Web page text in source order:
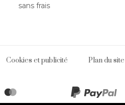
sans frais
Cookies et publicité Plan du site